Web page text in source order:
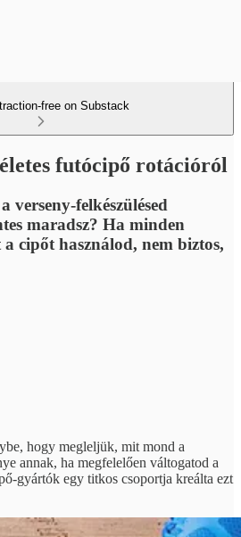
free on Substack
futócipő rotációról
verseny-felkészülésed
maradsz? Ha minden
cipőt használod, nem biztos,
hogy megleljük, mit mond a
annak, ha megfelelően váltogatod a
gyártók egy titkos csoportja kreálta ezt